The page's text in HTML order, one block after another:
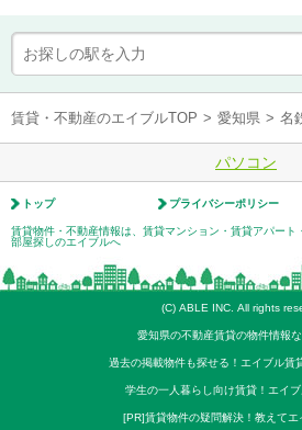
賃貸・不動産のエイブルTOP > 愛知県 > 名
パソコン
トップ プライバシーポリシー
賃貸物件・不動産情報は、賃貸マンション・賃貸アパー
部屋探しのエイブルへ
(C) ABLE INC. All rights
愛知県の不動産賃貸の物件情報
過去の掲載物件も探せる！エイブル賃
学生の一人暮らし向け賃貸！エイ
[PR]賃貸物件の疑問解決！教えてエ